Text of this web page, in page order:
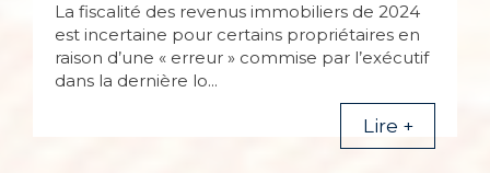
La fiscalité des revenus immobiliers de 2024
est incertaine pour certains propriétaires en
raison d’une « erreur » commise par l’exécutif
dans la dernière lo...
Lire +